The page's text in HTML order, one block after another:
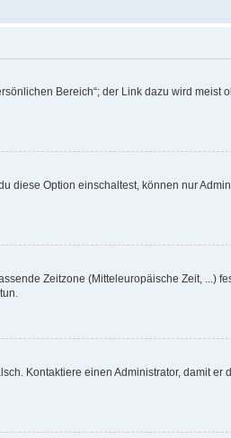
Bereich“; der Link dazu wird meist
diese Option einschaltest, können nur
Zeitzone (Mitteleuropäische Zeit, ...)
Kontaktiere einen Administrator, damit er